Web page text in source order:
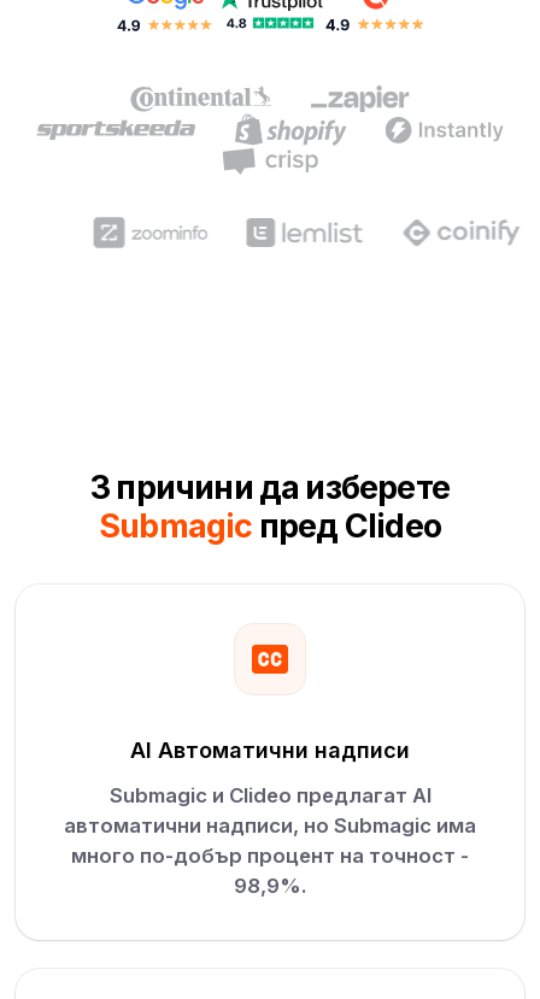
3 причини да изберете
Submagic пред Clideo
AI Автоматични надписи
Submagic и Clideo предлагат AI
автоматични надписи, но Submagic има
много по-добър процент на точност -
98,9%.